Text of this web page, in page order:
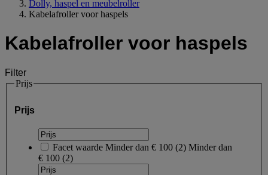
Dolly, haspel en meubelroller
Kabelafroller voor haspels
Kabelafroller voor haspels
Filter
Prijs
Prijs
Facet waarde Minder dan € 100 (2) Minder dan
€ 100 (2)